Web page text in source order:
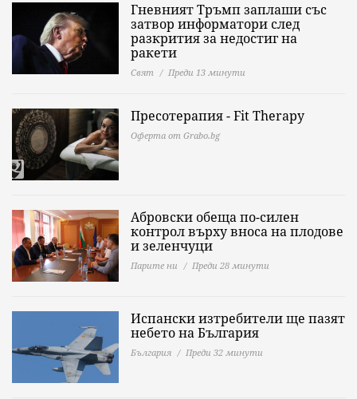
Гневният Тръмп заплаши със
затвор информатори след
разкрития за недостиг на
ракети
Свят Преди 13 минути
Пресотерапия - Fit Therapy
Оферта от Grabo.bg
Абровски обеща по-силен
контрол върху вноса на плодове
и зеленчуци
Парите ни Преди 28 минути
Испански изтребители ще пазят
небето на България
България Преди 32 минути